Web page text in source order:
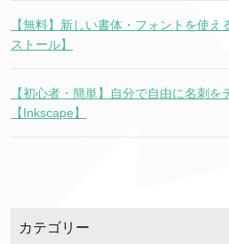
【無料】新しい書体・フォントを使
ストール】
【初心者・簡単】自分で自由に名刺を
【Inkscape】
カテゴリー